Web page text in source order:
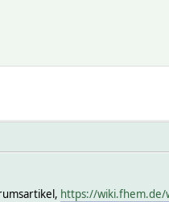
https://wiki.fhem.de/